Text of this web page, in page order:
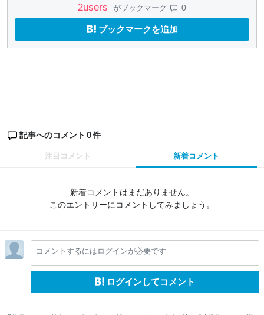
2users がブックマーク 0
ブックマークを追加
記事へのコメント 0件
注目コメント 新着コメント
新着コメントはまだありません。
このエントリーにコメントしてみましょう。
コメントするにはログインが必要です
ログインしてコメント